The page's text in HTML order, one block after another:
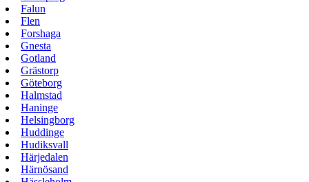
Falun
Flen
Forshaga
Gnesta
Gotland
Grästorp
Göteborg
Halmstad
Haninge
Helsingborg
Huddinge
Hudiksvall
Härjedalen
Härnösand